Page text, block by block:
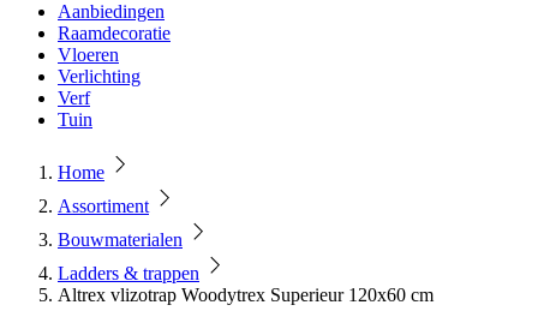
Aanbiedingen
Raamdecoratie
Vloeren
Verlichting
Verf
Tuin
Home
Assortiment
Bouwmaterialen
Ladders & trappen
Altrex vlizotrap Woodytrex Superieur 120x60 cm